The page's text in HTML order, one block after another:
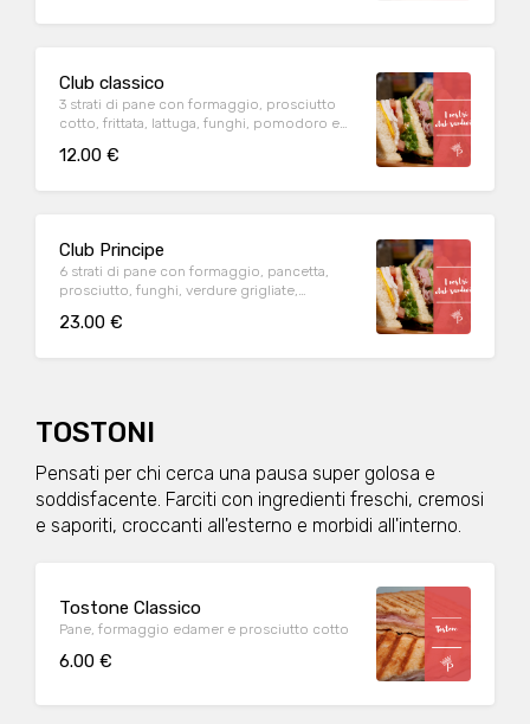
Club classico
3 strati di pane con formaggio, prosciutto
cotto, frittata, lattuga, funghi, pomodoro e
12.00 €
Club Principe
6 strati di pane con formaggio, pancetta,
prosciutto, funghi, verdure grigliate,
23.00 €
TOSTONI
Pensati per chi cerca una pausa super golosa e
soddisfacente. Farciti con ingredienti freschi, cremosi
e saporiti, croccanti all'esterno e morbidi all'interno.
Tostone Classico
Pane, formaggio edamer e prosciutto cotto
6.00 €